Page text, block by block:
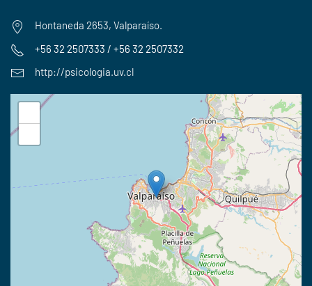
Hontaneda 2653, Valparaíso.
+56 32 2507333 / +56 32 2507332
http://psicologia.uv.cl